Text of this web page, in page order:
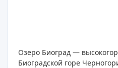
Озеро Биоград —
Биоградской горе